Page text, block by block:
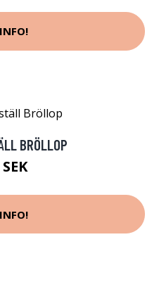
BRÖLLOP